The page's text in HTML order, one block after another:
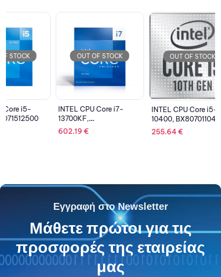
OUT OF STOCK
INTEL CPU Core i7-
13700KF,
BX8071513700KF
OUT OF STOCK
INTEL CPU Core i5-
10400, BX8070110400
INTEL
Εγγραφή στο Newsletter
Μάθετε πρώτοι για τις
προσφορές της εταιρείας
μας